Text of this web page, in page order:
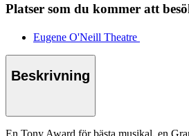
Platser som du kommer att
Eugene O'Neill Theatre
Beskrivning
En Tony Award för bästa musikal, en